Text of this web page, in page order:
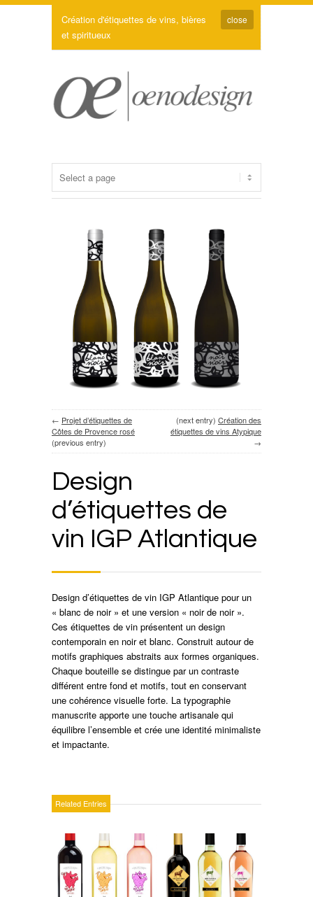
Création d'étiquettes de vins, bières
et spiritueux
close
← Projet d’étiquettes de
Côtes de Provence rosé
(previous entry)
(next entry) Création des
étiquettes de vins Atypique
→
Design
d’étiquettes de
vin IGP Atlantique
Design d’étiquettes de vin IGP Atlantique pour un
« blanc de noir » et une version « noir de noir ».
Ces étiquettes de vin présentent un design
contemporain en noir et blanc. Construit autour de
motifs graphiques abstraits aux formes organiques.
Chaque bouteille se distingue par un contraste
différent entre fond et motifs, tout en conservant
une cohérence visuelle forte. La typographie
manuscrite apporte une touche artisanale qui
équilibre l’ensemble et crée une identité minimaliste
et impactante.
Related Entries